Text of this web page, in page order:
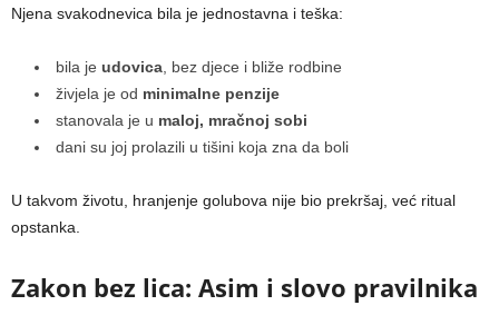
Njena svakodnevica bila je jednostavna i teška:
bila je udovica , bez djece i bliže rodbine
živjela je od minimalne penzije
stanovala je u maloj, mračnoj sobi
dani su joj prolazili u tišini koja zna da boli
U takvom životu, hranjenje golubova nije bio prekršaj, već ritual
opstanka.
Zakon bez lica: Asim i slovo pravilnika